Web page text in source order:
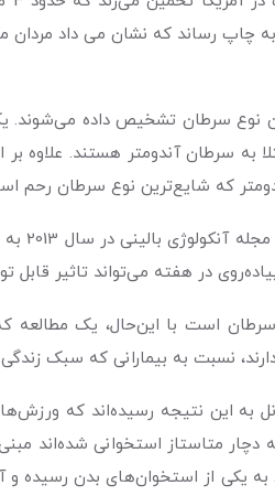
با این نوع سرطان تشخیص داده
به سرطان آندومتر هستند. علاوه
که شایع‌‌ترین نوع سرطان رحم
نسبت به بیمارانی که سبک زندگی
به این نتیجه رسیده‌اند که
متاستاز استخوانی شده‌اند
یکی از استخوان‌های بدن رسیده